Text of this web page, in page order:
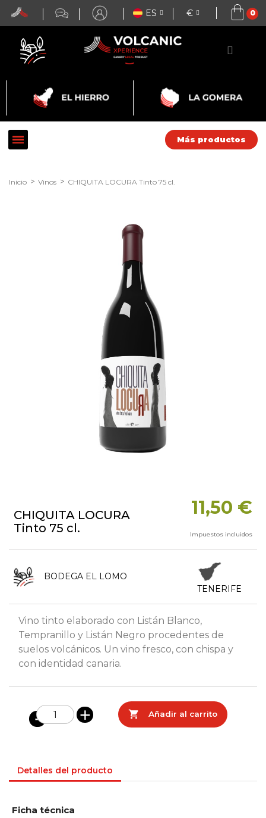
ES €
Más productos
Inicio Vinos CHIQUITA LOCURA Tinto 75 cl.
CHIQUITA LOCURA
Tinto 75 cl.
11,50 €
Impuestos incluidos
BODEGA EL LOMO
TENERIFE
Vino tinto elaborado con Listán Blanco,
Tempranillo y Listán Negro procedentes de
suelos volcánicos. Un vino fresco, con chispa y
con identidad canaria.
 Añadir al carrito
Detalles del producto
Ficha técnica